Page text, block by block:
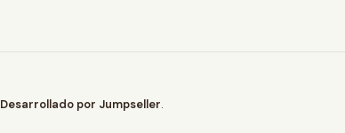
Desarrollado por Jumpseller.